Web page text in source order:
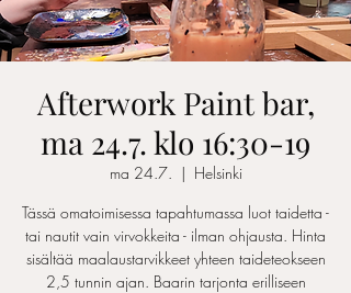
Afterwork Paint bar,
ma 24.7. klo 16:30-19
ma 24.7.
  |
Helsinki
Tässä omatoimisessa tapahtumassa luot taidetta -
tai nautit vain virvokkeita - ilman ohjausta. Hinta
sisältää maalaustarvikkeet yhteen taideteokseen
2,5 tunnin ajan. Baarin tarjonta erilliseen